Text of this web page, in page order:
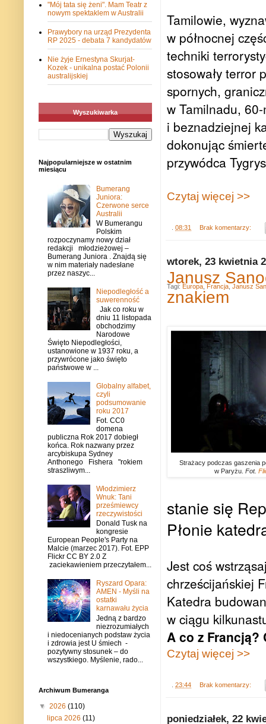
Tamilowie,
w północnej
techniki
stosowały terror
spornych,
w Tamilnadu,
i beznadziejnej
dokonując
przywódca
Czytaj więcej >>
08:31 Brak komentarzy:
wtorek, 23 kwietnia
Janusz
znakiem
Strażacy podczas gaszenia
w Paryżu. Fot.
stanie się
Płonie
Jest coś
chrześcijańskiej
Katedra
w ciągu
A co z Francją?
Czytaj więcej >>
23:44 Brak komentarzy:
Tagi: Europa Francja Janusz
poniedziałek, 22
"Mój tata się żeni". Mam Teatr z
nowym spektaklem w Australii
Prawybory na urząd Prezydenta
RP 2025 - debata 7 kandydatów
Nie żyje Ernestyna Skurjat-
Kozek - unikalna postać Polonii
australijskiej
Wyszukiwarka
Najpopularniejsze w ostatnim
miesiącu
Bumerang
Juniora:
Czerwone serce
Australii
W Bumerangu
Polskim
rozpoczynamy nowy dział
redakcji młodzieżowej –
Bumerang Juniora . Znajdą się
w nim materiały nadesłane
przez naszyc...
Niepodległość a
suwerenność
Jak co roku w
dniu 11 listopada
obchodzimy
Narodowe
Święto Niepodległości,
ustanowione w 1937 roku, a
przywrócone jako święto
państwowe w ...
Globalny alfabet,
czyli
podsumowanie
roku 2017
Fot. CC0
domena
publiczna Rok 2017 dobiegł
końca. Rok nazwany przez
arcybiskupa Sydney
Anthonego Fishera "rokiem
straszliwym...
Włodzimierz
Wnuk: Tani
prześmiewcy
rzeczywistości
Donald Tusk na
kongresie
European People's Party na
Malcie (marzec 2017). Fot. EPP
Flickr CC BY 2.0 Z
zaciekawieniem przeczytałem...
Ryszard Opara:
AMEN - Myśli na
ostatki
karnawału życia
Jedną z bardzo
niezrozumiałych
i niedocenianych podstaw życia
i zdrowia jest U śmiech -
pozytywny stosunek – do
wszystkiego. Myślenie, rado...
Archiwum Bumeranga
▼ 2026 (110)
lipca 2026(11)